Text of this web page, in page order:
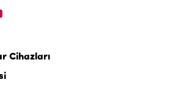
Cihazları